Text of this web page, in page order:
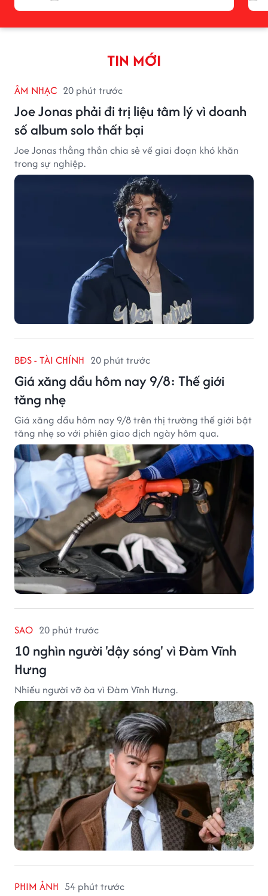
TIN MỚI
ÂM NHẠC 20 phút trước
Joe Jonas phải đi trị liệu tâm lý vì doanh
số album solo thất bại
Joe Jonas thẳng thắn chia sẻ về giai đoạn khó khăn
trong sự nghiệp.
BĐS - TÀI CHÍNH 20 phút trước
Giá xăng dầu hôm nay 9/8: Thế giới
tăng nhẹ
Giá xăng dầu hôm nay 9/8 trên thị trường thế giới bật
tăng nhẹ so với phiên giao dịch ngày hôm qua.
SAO 20 phút trước
10 nghìn người 'dậy sóng' vì Đàm Vĩnh
Hưng
Nhiều người vỡ òa vì Đàm Vĩnh Hưng.
PHIM ẢNH 54 phút trước